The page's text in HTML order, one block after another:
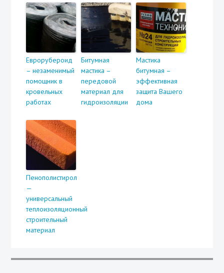
Еврорубероид
– незаменимый
помощник в
кровельных
работах
Битумная
мастика –
передовой
материал для
гидроизоляции
Мастика
битумная –
эффективная
защита Вашего
дома
Пенополистирол
—
универсальный
теплоизоляционный
строительный
материал
Навигация